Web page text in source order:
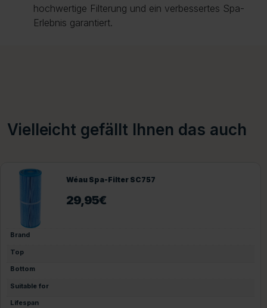
hochwertige Filterung und ein verbessertes Spa-
Erlebnis garantiert.
Vielleicht gefällt Ihnen das auch
Wéau Spa-Filter SC757
29,95€
Brand
Top
Bottom
Suitable for
Lifespan